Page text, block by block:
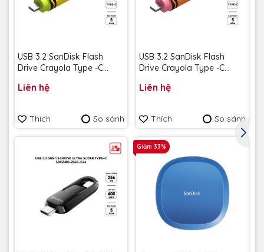
USB 3.2 SanDisk Flash
Drive Crayola Type -C
SDCZIC-128G-G46L màu
năm
Liên hệ
Thích So sánh
USB 3.2 SanDisk Flash
Drive Crayola Type -C
SDCZIC-128G-G46O màu
năm
Liên hệ
Thích So sánh
Giảm 33%